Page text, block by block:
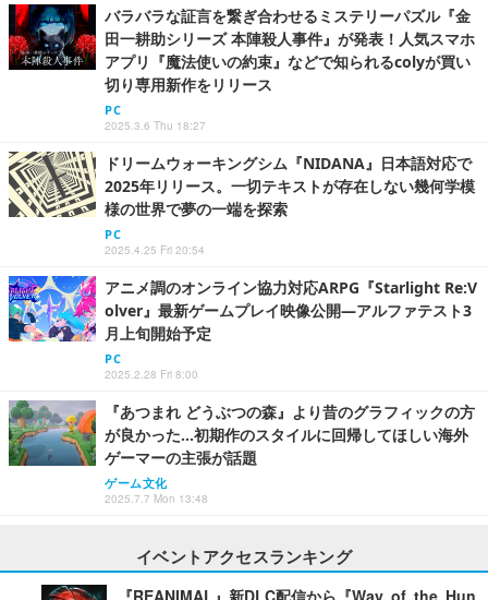
バラバラな証言を繋ぎ合わせるミステリーパズル『金
田一耕助シリーズ 本陣殺人事件』が発表！人気スマホ
アプリ『魔法使いの約束』などで知られるcolyが買い
切り専用新作をリリース
PC
2025.3.6 Thu 18:27
ドリームウォーキングシム『NIDANA』日本語対応で
2025年リリース。一切テキストが存在しない幾何学模
様の世界で夢の一端を探索
PC
2025.4.25 Fri 20:54
アニメ調のオンライン協力対応ARPG『Starlight Re:V
olver』最新ゲームプレイ映像公開―アルファテスト3
月上旬開始予定
PC
2025.2.28 Fri 8:00
『あつまれ どうぶつの森』より昔のグラフィックの方
が良かった…初期作のスタイルに回帰してほしい海外
ゲーマーの主張が話題
ゲーム文化
2025.7.7 Mon 13:48
イベントアクセスランキング
『REANIMAL』新DLC配信から『Way of the Hun